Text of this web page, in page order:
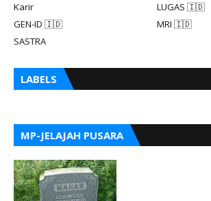
Karir
LUGAS 🇮🇩
GEN-ID 🇮🇩
MRI 🇮🇩
SASTRA
LABELS
MP-JELAJAH PUSARA